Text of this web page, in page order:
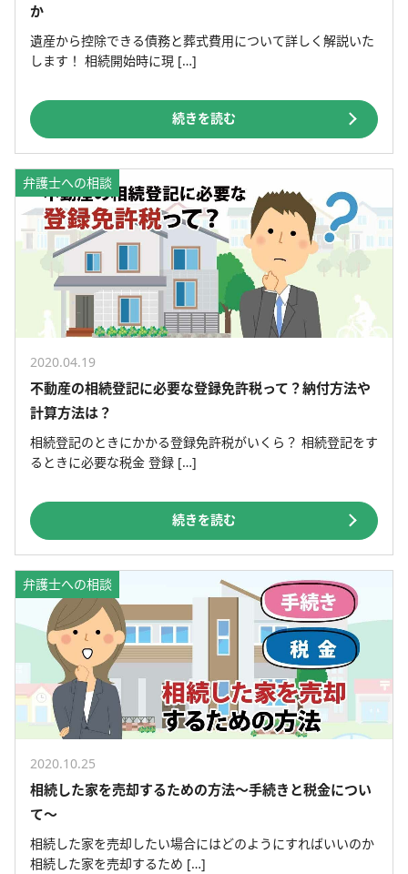
か
遺産から控除できる債務と葬式費用について詳しく解説いた
します！ 相続開始時に現 […]
続きを読む
弁護士への相談
2020.04.19
不動産の相続登記に必要な登録免許税って？納付方法や
計算方法は？
相続登記のときにかかる登録免許税がいくら？ 相続登記をす
るときに必要な税金 登録 […]
続きを読む
弁護士への相談
2020.10.25
相続した家を売却するための方法～手続きと税金につい
て～
相続した家を売却したい場合にはどのようにすればいいのか
相続した家を売却するため […]